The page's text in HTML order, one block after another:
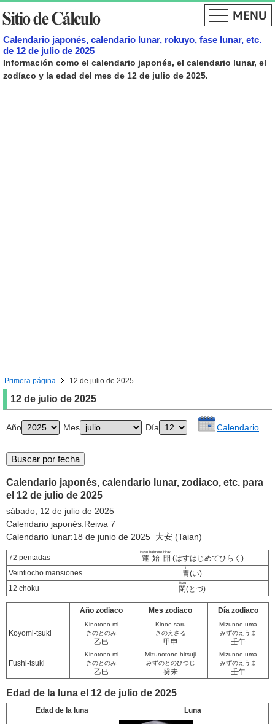
Calendario japonés, calendario lunar, rokuyo, fase lunar, etc.
de 12 de julio de 2025
Información como el calendario japonés, el calendario lunar, el
zodíaco y la edad del mes de 12 de julio de 2025.
Primera página 12 de julio de 2025
12 de julio de 2025
Año Mes Día Calendario
Calendario japonés, calendario lunar, zodiaco, etc. para
el 12 de julio de 2025
sábado, 12 de julio de 2025
Calendario japonés:Reiwa 7
Calendario lunar:18 de junio de 2025 大安 (Taian)
72 pentadas 蓮始開
Hasu hajimete hiraku
(はすはじめてひらく)
Veintiocho mansiones
胃
i
(い)
12 choku
閉
Tozu
(とづ)
Año zodiaco Mes zodiaco Día zodiaco
Koyomi-tsuki
Kinotono-mi
きのとのみ
乙巳
Kinoe-saru
きのえさる
甲申
Mizunoe-uma
みずのえうま
壬午
Fushi-tsuki
Kinotono-mi
きのとのみ
乙巳
Mizunotono-hitsuji
みずのとのひつじ
癸未
Mizunoe-uma
みずのえうま
壬午
Edad de la luna el 12 de julio de 2025
Edad de la luna Luna